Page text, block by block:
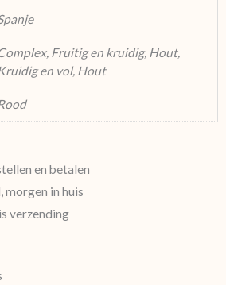
Fruitig en kruidig, Hout,
en vol, Hout
en betalen
morgen in huis
verzending